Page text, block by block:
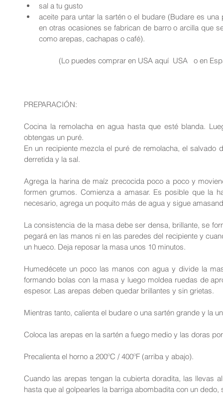
sal a tu gusto
aceite para untar la sartén o el budare (Budare es
en otras ocasiones se fabrican de barro o arcilla que
como arepas, cachapas o café).
(Lo puedes comprar en USA aquí  USA   o en
PREPARACIÓN:
Cocina la remolacha en agua hasta que esté blanda.
obtengas un puré.
En un recipiente mezcla el puré de remolacha, el salvado
derretida y la sal.
Agrega la harina de maíz precocida poco a poco y
formen grumos. Comienza a amasar. Es posible que la
necesario, agrega un poquito más de agua y sigue
La consistencia de la masa debe ser densa, brillante, se
pegará en las manos ni en las paredes del recipiente y
un hueco. Deja reposar la masa unos 10 minutos.
Humedécete un poco las manos con agua y divide la
formando bolas con la masa y luego moldea ruedas de
espesor. Las arepas deben quedar brillantes y sin grietas.
Mientras tanto, calienta el budare o una sartén grande y la
Coloca las arepas en la sartén a fuego medio y las doras
Precalienta el horno a 200ºC / 400ºF (arriba y abajo).
Cuando las arepas tengan la cubierta doradita, las llevas
hasta que al golpearles la barriga abombadita con un dedo,